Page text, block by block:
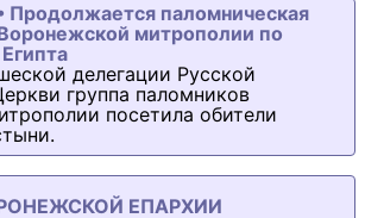
Продолжается паломническая
митрополии по
делегации Русской
группа паломников
посетила обители
ЕПАРХИИ